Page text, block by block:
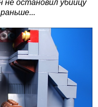
не остановил убийцу